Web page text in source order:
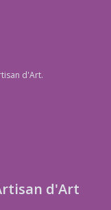
d'Art.
d'Art